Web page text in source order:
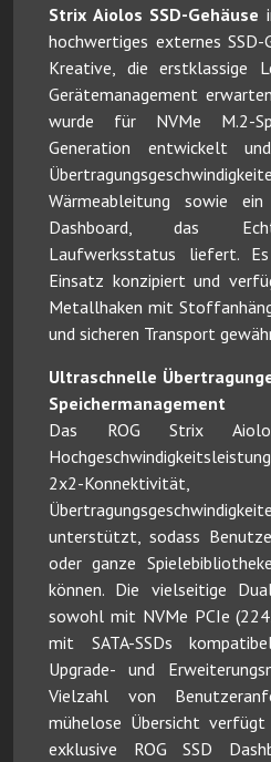
Strix Aiolos SSD-Gehäuse
hochwertiges externes
Kreative, die erstklassige
Gerätemanagement
wurde für NVMe M.2-
Generation entwickelt
Wärmeableitung sowie
Dashboard, das
Laufwerksstatus liefert.
Einsatz konzipiert und
Metallhaken mit
und sicheren Transport
Ultraschnelle
Speichermanagement
Das ROG Strix
2x2-
unterstützt, sodass
oder ganze
können. Die vielseitige
sowohl mit NVMe PCIe
mit SATA-SSDs
Upgrade- und
Vielzahl von
mühelose Übersicht verfügt
exklusive ROG SSD